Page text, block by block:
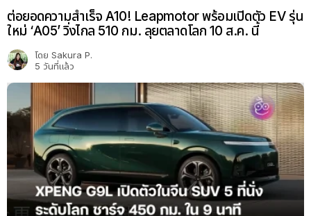
ต่อยอดความสำเร็จ A10! Leapmotor พร้อมเปิดตัว EV รุ่น
ใหม่ ‘A05’ วิ่งไกล 510 กม. ลุยตลาดโลก 10 ส.ค. นี้
โดย Sakura P.
5 วันที่แล้ว